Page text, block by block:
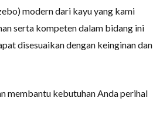
modern dari kayu yang kami
serta kompeten dalam bidang ini
disesuaikan dengan keinginan dan
membantu kebutuhan Anda perihal